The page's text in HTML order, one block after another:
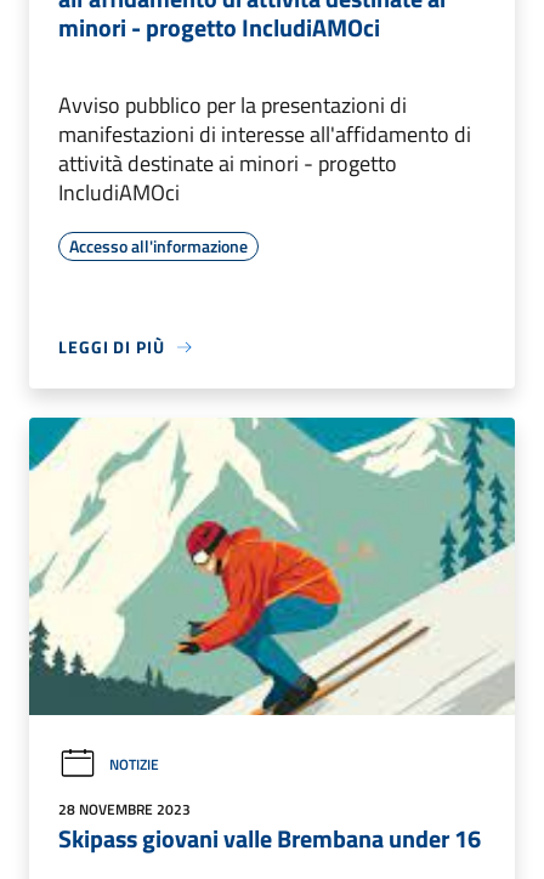
minori - progetto IncludiAMOci
Avviso pubblico per la presentazioni di
manifestazioni di interesse all'affidamento di
attività destinate ai minori - progetto
IncludiAMOci
Accesso all'informazione
LEGGI DI PIÙ
NOTIZIE
28 NOVEMBRE 2023
Skipass giovani valle Brembana under 16